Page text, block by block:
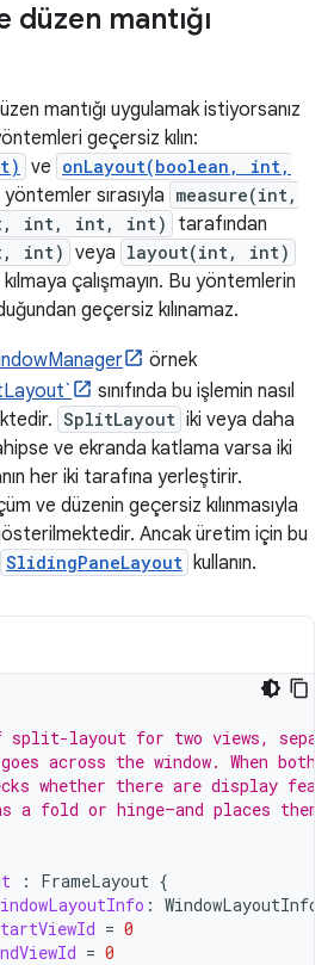
düzen mantığı
mantığı uygulamak istiyorsanız
geçersiz kılın:
ve onLayout(boolean, int,
yöntemler sırasıyla measure(int,
int, int, int)
tarafından
int) veya layout(int, int)
çalışmayın. Bu yöntemlerin
geçersiz kılınamaz.
örnek
sınıfında bu işlemin nasıl
SplitLayout iki veya daha
ve ekranda katlama varsa iki
her iki tarafına yerleştirir.
ve düzenin geçersiz kılınmasıyla
Ancak üretim için bu
SlidingPaneLayout kullanın.
split-layout for two views,
across the window. When both
whether there are display
a fold or hinge—and places them
: FrameLayout {
:
= 0
= 0